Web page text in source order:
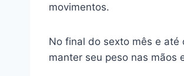
movimentos.
No final do sexto mês e até
manter seu peso nas mãos